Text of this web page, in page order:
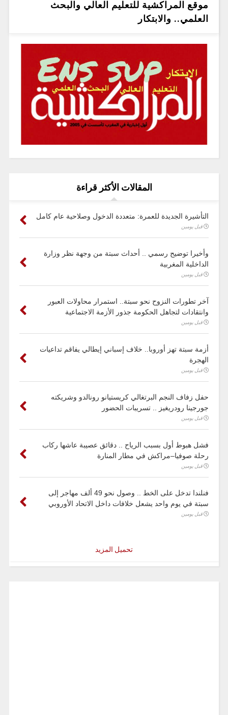
موقع المراكشية للتعليم العالي والبحث
العلمي.. والابتكار
المقالات الأكثر قراءة
التأشيرة الجديدة للعمرة: متعددة الدخول وصلاحية عام كامل
قبل يومين
وأخيرا توضيح رسمي .. أحداث سبتة من وجهة نظر وزارة
الداخلية المغربية
قبل يومين
آخر تطورات النزوح نحو سبتة.. استمرار محاولات العبور
وانتقادات لتجاهل الحكومة جذور الأزمة الاجتماعية
قبل يومين
أزمة سبتة تهز أوروبا.. خلاف إسباني إيطالي يفاقم تداعيات
الهجرة
قبل يومين
حفل زفاف النجم البرتغالي كريستيانو رونالدو وشريكته
جورجينا رودريغيز .. تسريبات الحضور
قبل يومين
فشل هبوط أول بسبب الرياح .. دقائق عصيبة عاشها ركاب
رحلة صوفيا–مراكش في مطار المنارة
قبل يومين
فنلندا تدخل على الخط .. وصول نحو 49 ألف مهاجر إلى
سبتة في يوم واحد يشعل خلافات داخل الاتحاد الأوروبي
قبل يومين
تحميل المزيد